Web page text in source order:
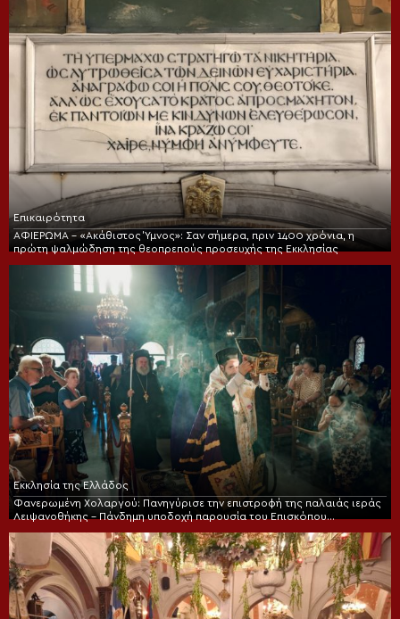
Επικαιρότητα
ΑΦΙΕΡΩΜΑ – «Ακάθιστος Ύμνος»: Σαν σήμερα, πριν 1400 χρόνια, η
πρώτη ψαλμώδηση της θεοπρεπούς προσευχής της Εκκλησίας
Εκκλησία της Ελλάδος
Φανερωμένη Χολαργού: Πανηγύρισε την επιστροφή της παλαιάς ιεράς
Λειψανοθήκης – Πάνδημη υποδοχή παρουσία του Επισκόπου